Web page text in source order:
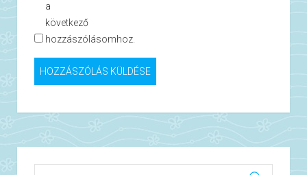
a
következő
hozzászólásomhoz.